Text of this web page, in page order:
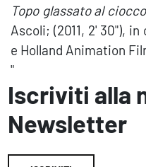
Topo glassato al
Ascoli; (2011, 2' 30"),
e Holland Animation
"
Iscriviti alla
Newsletter